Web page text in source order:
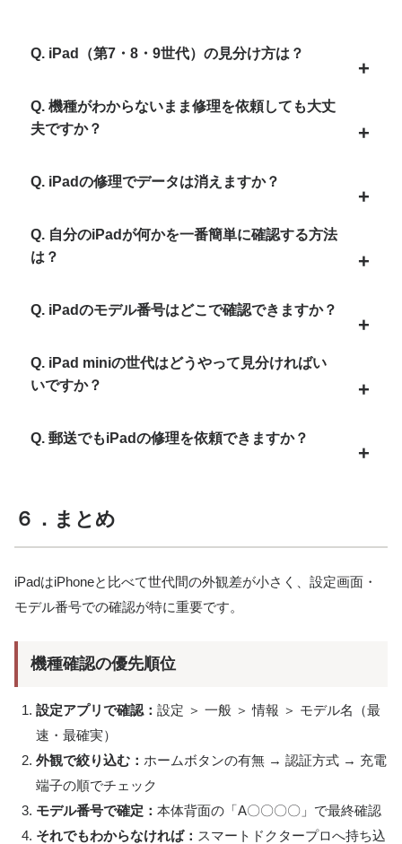
Q. iPad（第7・8・9世代）の見分け方は？
Q. 機種がわからないまま修理を依頼しても大丈
夫ですか？
Q. iPadの修理でデータは消えますか？
Q. 自分のiPadが何かを一番簡単に確認する方法
は？
Q. iPadのモデル番号はどこで確認できますか？
Q. iPad miniの世代はどうやって見分ければい
いですか？
Q. 郵送でもiPadの修理を依頼できますか？
６．まとめ
iPadはiPhoneと比べて世代間の外観差が小さく、設定画面・
モデル番号での確認が特に重要です。
機種確認の優先順位
設定アプリで確認： 設定 ＞ 一般 ＞ 情報 ＞ モデル名（最
速・最確実）
外観で絞り込む： ホームボタンの有無 → 認証方式 → 充電
端子の順でチェック
モデル番号で確定： 本体背面の「A〇〇〇〇」で最終確認
それでもわからなければ： スマートドクタープロへ持ち込